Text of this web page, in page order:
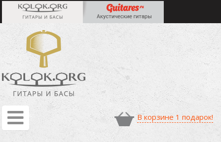
В корзине 1 подарок!